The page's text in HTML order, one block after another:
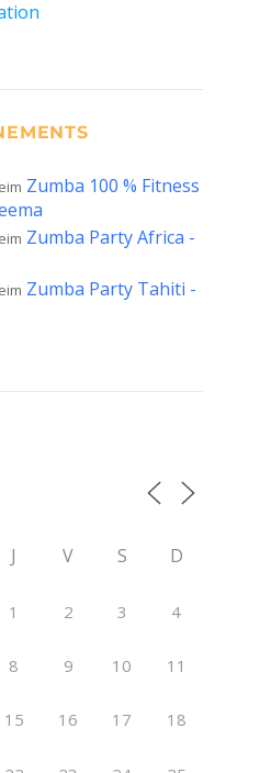
Zumba 100 % Fitness
Zumba Party Africa -
Zumba Party Tahiti -
J V S D
1 2 3 4
8 9 10 11
15 16 17 18